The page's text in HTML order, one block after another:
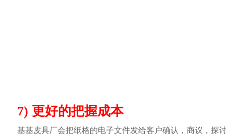
7) 更好的把握成本
基基皮具厂会把纸格的电子文件发给客户确认，商议，探